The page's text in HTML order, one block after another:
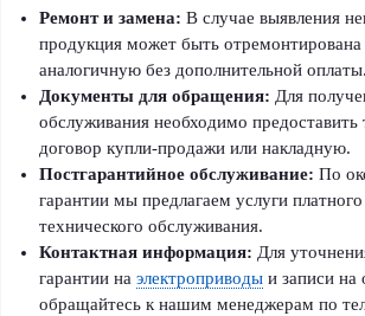
Ремонт и замена: В случае выявления
продукция может быть отремонтирована
аналогичную без дополнительной оплаты.
Документы для обращения: Для
обслуживания необходимо предоставить
договор купли-продажи или накладную.
Постгарантийное обслуживание: По
гарантии мы предлагаем услуги
технического обслуживания.
Контактная информация: Для
гарантии на электроприводы и записи на
обращайтесь к нашим менеджерам по